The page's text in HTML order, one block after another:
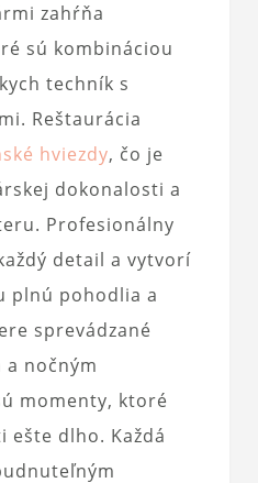
zahŕňa
sú kombináciou
techník s
Reštaurácia
hviezdy, čo je
dokonalosti a
Profesionálny
detail a vytvorí
plnú pohodlia a
sprevádzané
a nočným
momenty, ktoré
ešte dlho. Každá